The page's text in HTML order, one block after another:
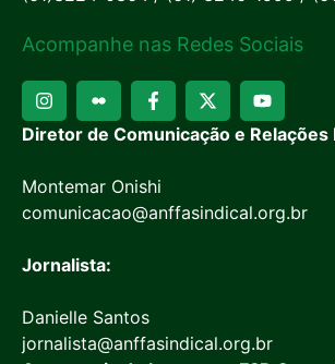
Acompanhe nas Redes Sociais
Diretor de Comunicação e Relações
Montemar Onishi
comunicacao@anffasindical.org.br
Jornalista:
Danielle Santos
jornalista@anffasindical.org.br